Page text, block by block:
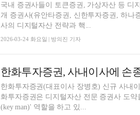
국내 증권사들이 토큰증권, 가상자산 등 디
개 증권사(유안타증권, 신한투자증권, 하나
사의 디지털자산 전략과 핵...
2026-03-24 화요일 | 방의진 기자
한화투자증권(대표이사 장병호) 신규 사내
화투자증권은 디지털자산 전문 증권사 도
(key man)' 역할을 하고 있...